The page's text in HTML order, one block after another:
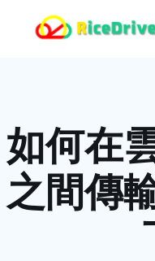
如何在
之間傳